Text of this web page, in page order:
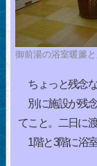
御前湯の浴室暖簾
ちょっと残念な
別に施設が残
てこと。二日に
1階と3階に浴